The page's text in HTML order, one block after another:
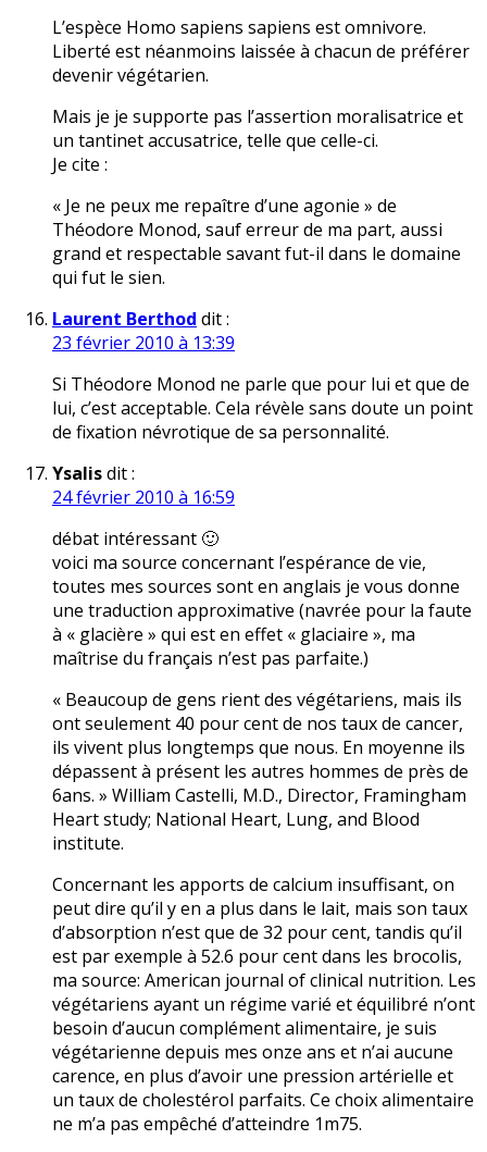
L’espèce Homo sapiens sapiens est omnivore.
Liberté est néanmoins laissée à chacun de préférer
devenir végétarien.
Mais je je supporte pas l’assertion moralisatrice et
un tantinet accusatrice, telle que celle-ci.
Je cite :
« Je ne peux me repaître d’une agonie » de
Théodore Monod, sauf erreur de ma part, aussi
grand et respectable savant fut-il dans le domaine
qui fut le sien.
Laurent Berthod dit :
23 février 2010 à 13:39
Si Théodore Monod ne parle que pour lui et que de
lui, c’est acceptable. Cela révèle sans doute un point
de fixation névrotique de sa personnalité.
Ysalisdit :
24 février 2010 à 16:59
débat intéressant 🙂
voici ma source concernant l’espérance de vie,
toutes mes sources sont en anglais je vous donne
une traduction approximative (navrée pour la faute
à « glacière » qui est en effet « glaciaire », ma
maîtrise du français n’est pas parfaite.)
« Beaucoup de gens rient des végétariens, mais ils
ont seulement 40 pour cent de nos taux de cancer,
ils vivent plus longtemps que nous. En moyenne ils
dépassent à présent les autres hommes de près de
6ans. » William Castelli, M.D., Director, Framingham
Heart study; National Heart, Lung, and Blood
institute.
Concernant les apports de calcium insuffisant, on
peut dire qu’il y en a plus dans le lait, mais son taux
d’absorption n’est que de 32 pour cent, tandis qu’il
est par exemple à 52.6 pour cent dans les brocolis,
ma source: American journal of clinical nutrition. Les
végétariens ayant un régime varié et équilibré n’ont
besoin d’aucun complément alimentaire, je suis
végétarienne depuis mes onze ans et n’ai aucune
carence, en plus d’avoir une pression artérielle et
un taux de cholestérol parfaits. Ce choix alimentaire
ne m’a pas empêché d’atteindre 1m75.